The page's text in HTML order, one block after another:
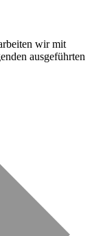
wir mit
ausgeführten